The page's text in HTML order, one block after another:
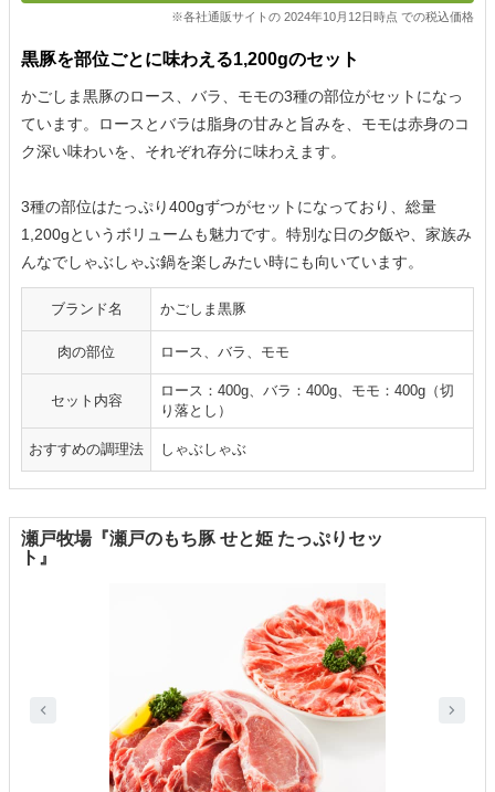
※各社通販サイトの 2024年10月12日時点 での税込価格
黒豚を部位ごとに味わえる1,200gのセット
かごしま黒豚のロース、バラ、モモの3種の部位がセットになっ
ています。ロースとバラは脂身の甘みと旨みを、モモは赤身のコ
ク深い味わいを、それぞれ存分に味わえます。
3種の部位はたっぷり400gずつがセットになっており、総量
1,200gというボリュームも魅力です。特別な日の夕飯や、家族み
んなでしゃぶしゃぶ鍋を楽しみたい時にも向いています。
ブランド名 かごしま黒豚
肉の部位 ロース、バラ、モモ
セット内容
ロース：400g、バラ：400g、モモ：400g（切
り落とし）
おすすめの調理法 しゃぶしゃぶ
瀬戸牧場『瀬戸のもち豚 せと姫 たっぷりセッ
ト』